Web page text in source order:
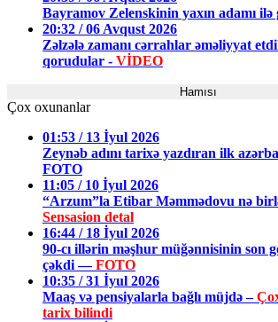
Bayramov Zelenskinin yaxın adamı ilə
20:32 / 06 Avqust 2026
Zəlzələ zamanı cərrahlar əməliyyat
qorudular - VİDEO
Hamısı
Çox oxunanlar
01:53 / 13 İyul 2026
Zeynəb adını tarixə yazdıran ilk
FOTO
11:05 / 10 İyul 2026
“Arzum”la Etibar Məmmədovu nə
Sensasion detal
16:44 / 18 İyul 2026
90-cı illərin məşhur müğənnisinin son
çəkdi —FOTO
10:35 / 31 İyul 2026
Maaş və pensiyalarla bağlı müjdə –
tarix bilindi